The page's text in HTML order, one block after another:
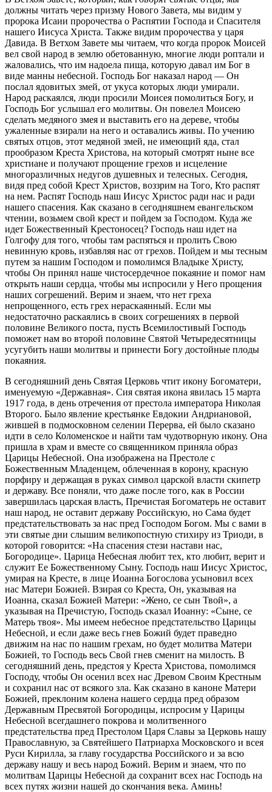
должны читать через призму Нового Завета, мы видим у
пророка Исаии пророчества о Распятии Господа и Спасителя
нашего Иисуса Христа. Также видим пророчества у царя
Давида. В Ветхом Завете мы читаем, что когда пророк Моисей
вел свой народ в землю обетованную, многие люди роптали и
жаловались, что им надоела пища, которую давал им Бог в
виде манны небесной. Господь Бог наказал народ — Он
послал ядовитых змей, от укуса которых люди умирали.
Народ раскаялся, люди просили Моисея помолиться Богу, и
Господь Бог услышал его молитвы. Он повелел Моисею
сделать медяного змея и выставить его на дереве, чтобы
ужаленные взирали на него и оставались живы. По учению
святых отцов, этот медяной змей, не имеющий яда, стал
прообразом Креста Христова, на который смотрят ныне все
христиане и получают прощение грехов и исцеление
многоразличных недугов душевных и телесных. Сегодня,
видя пред собой Крест Христов, воззрим на Того, Кто распят
на нем. Распят Господь наш Иисус Христос ради нас и ради
нашего спасения. Как сказано в сегодняшнем евангельском
чтении, возьмем свой крест и пойдем за Господом. Куда же
идет Божественный Крестоносец? Господь наш идет на
Голгофу для того, чтобы там распяться и пролить Свою
невинную кровь, избавляя нас от грехов. Пойдем и мы тесным
путем за нашим Господом и помолимся Владыке Христу,
чтобы Он принял наше чистосердечное покаяние и помог нам
открыть наши сердца, чтобы мы испросили у Него прощения
наших согрешений. Верим и знаем, что нет греха
непрощенного, есть грех нераскаянный. Если мы
недостаточно раскаялись в своих согрешениях в первой
половине Великого поста, пусть Всемилостивый Господь
поможет нам во второй половине Святой Четыредесятницы
усугубить наши молитвы и принести Богу достойные плоды
покаяния.
В сегодняшний день Святая Церковь чтит икону Богоматери,
именуемую «Державная». Сия святая икона явилась 15 марта
1917 года, в день отречения от престола императора Николая
Второго. Было явление крестьянке Евдокии Андриановой,
жившей в подмосковном селении Перерва, ей было сказано
идти в село Коломенское и найти там чудотворную икону. Она
пришла в храм и вместе со священником приняла образ
Царицы Небесной. Она изображена на Престоле с
Божественным Младенцем, облеченная в корону, красную
порфиру и держащая в руках символ царской власти скипетр
и державу. Все поняли, что даже после того, как в России
завершилась царская власть, Пречистая Богоматерь не оставит
наш народ, не оставит державу Российскую, но Сама будет
предстательствовать за нас пред Господом Богом. Мы с вами в
эти святые дни слышим великопостную стихиру из Триоди, в
которой говорится: «На спасения стези настави нас,
Богородице». Царица Небесная любит тех, кто любит, верит и
служит Ее Божественному Сыну. Господь наш Иисус Христос,
умирая на Кресте, в лице Иоанна Богослова усыновил всех
нас Матери Божией. Взирая со Креста, Он, указывая на
Иоанна, сказал Божией Матери: «Жено, се сын Твой», а
указывая на Пречистую, Господь сказал Иоанну: «Сыне, се
Матерь твоя». Мы имеем небесное предстательство Царицы
Небесной, и если даже весь гнев Божий будет праведно
движим на нас по нашим грехам, но будет молитва Матери
Божией, то Господь весь Свой гнев сменит на милость. В
сегодняшний день, предстоя у Креста Христова, помолимся
Господу, чтобы Он осенил всех нас Древом Своим Крестным
и сохранил нас от всякого зла. Как сказано в каноне Матери
Божией, преклоним колена нашего сердца пред образом
Державным Пресвятой Богородицы, испросим у Царицы
Небесной всегдашнего покрова и молитвенного
предстательства пред Престолом Царя Славы за Церковь нашу
Православную, за Святейшего Патриарха Московского и всея
Руси Кирилла, за главу государства Российского и за всю
державу нашу и весь народ Божий. Верим и знаем, что по
молитвам Царицы Небесной да сохранит всех нас Господь на
всех путях жизни нашей до скончания века. Аминь!